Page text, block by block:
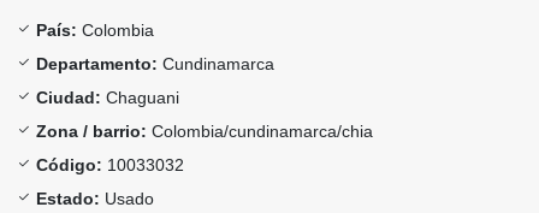
País: Colombia
Departamento: Cundinamarca
Ciudad: Chaguani
Zona / barrio: Colombia/cundinamarca/chia
Código: 10033032
Estado: Usado